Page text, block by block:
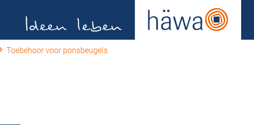
Toebehoor voor ponsbeugels